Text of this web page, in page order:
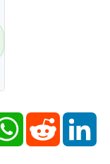
WhatsAppReddit